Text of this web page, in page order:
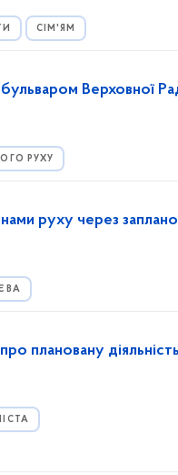
СІМ'ЯМ
Верховної
РУХУ
руху через
плановану